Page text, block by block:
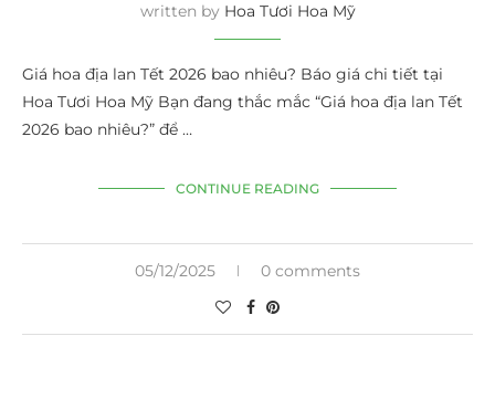
written by Hoa Tươi Hoa Mỹ
Giá hoa địa lan Tết 2026 bao nhiêu? Báo giá chi tiết tại
Hoa Tươi Hoa Mỹ Bạn đang thắc mắc “Giá hoa địa lan Tết
2026 bao nhiêu?” để …
CONTINUE READING
05/12/2025 0 comments